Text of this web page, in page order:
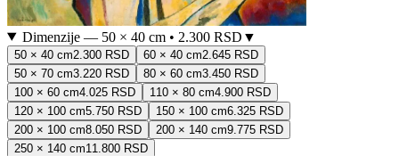
Dimenzije — 50 × 40 cm• 2.300 RSD ▼
50 × 40 cm2.300 RSD 60 × 40 cm2.645 RSD
50 × 70 cm3.220 RSD 80 × 60 cm3.450 RSD
100 × 60 cm4.025 RSD 110 × 80 cm4.900 RSD
120 × 100 cm5.750 RSD 150 × 100 cm6.325 RSD
200 × 100 cm8.050 RSD 200 × 140 cm9.775 RSD
250 × 140 cm11.800 RSD